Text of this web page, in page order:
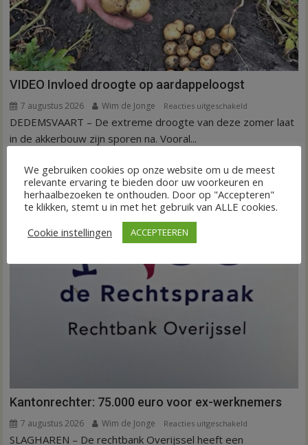
VIDEO Invloed droogte op aardappeloogst
7 augustus 2026 Wim de Jonge Reacties uitgeschakeld
VIDEO
aardappeloogst
DEDEMSVAART – De extreme droogte van deze zomer laat
in de akkerbouw zijn sporen na. Vooral...
Kantonrechter: 75.000 euro voor ex-werknemers
7 augustus 2026 Wim de Jonge Reacties uitgeschakeld
SLAGHAREN – De rechtbank Overijssel heeft een
We gebruiken cookies op onze website om u de meest
relevante ervaring te bieden door uw voorkeuren en
herhaalbezoeken te onthouden. Door op "Accepteren"
te klikken, stemt u in met het gebruik van ALLE cookies.
Cookie instellingen
ACCEPTEEREN